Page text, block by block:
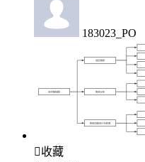
183023_PO
收藏